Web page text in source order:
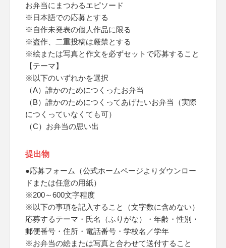
お弁当にまつわるエピソード
※日本語での応募とする
※自作未発表の個人作品に限る
※盗作、二重投稿は厳禁とする
※絵または写真と作文を必ずセットで応募すること
【テーマ】
※以下のいずれかを選択
（A）誰かのためにつくったお弁当
（B）誰かのためにつくってあげたいお弁当（実際
につくっていなくても可）
（C）お弁当の思い出
提出物
●応募フォーム（公式ホームページよりダウンロー
ドまたは任意の用紙）
※200～600文字程度
※以下の事項を記入すること（文字数に含めない）
応募するテーマ・氏名（ふりがな）・年齢・性別・
郵便番号・住所・電話番号・学校名／学年
※お弁当の絵または写真と合わせて送付すること